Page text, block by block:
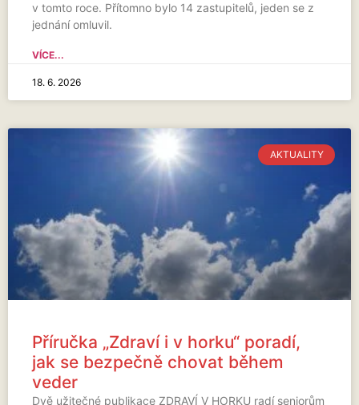
v tomto roce. Přítomno bylo 14 zastupitelů, jeden se z
jednání omluvil.
VÍCE...
18. 6. 2026
AKTUALITY
Příručka „Zdraví i v horku“ poradí,
jak se bezpečně chovat během
veder
Dvě užitečné publikace ZDRAVÍ V HORKU radí seniorům